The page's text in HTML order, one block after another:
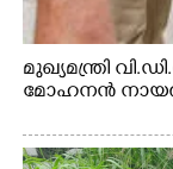
മുഖ്യമന്ത്രി
മോഹനൻ